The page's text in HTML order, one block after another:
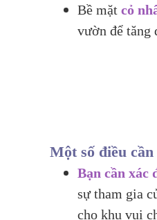
Bề mặt cỏ
vườn để tăng
Một số điều
Bạn cần xác
sự tham gia
cho khu vui